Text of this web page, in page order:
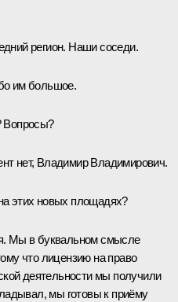
регион. Наши соседи.
им большое.
Вопросы?
нет, Владимир Владимирович.
этих новых площадях?
Мы в буквальном смысле
что лицензию на право
деятельности мы получили
мы готовы к приёму